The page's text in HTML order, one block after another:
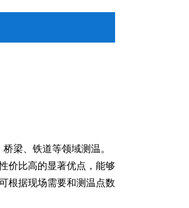
梁、铁道等领域测温。
价比高的显著优点，能够
根据现场需要和测温点数